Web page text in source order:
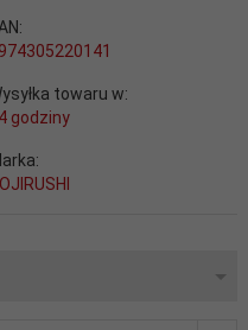
towaru w:
godziny